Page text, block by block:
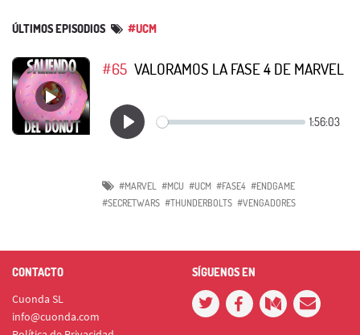
ÚLTIMOS EPISODIOS #UCM
#65 VALORAMOS LA FASE 4 DE MARVEL
#MARVEL #MCU #UCM #FASE4 #ENDGAME
#SECRETWARS #THUNDERBOLTS #VENGADORES
CONTACTO
Cuonda SL
info@cuonda.com
SÍGUENOS EN